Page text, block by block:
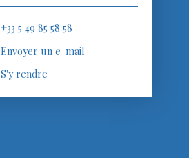
+33 5 49 85 58 58
Envoyer un e-mail
S'y rendre